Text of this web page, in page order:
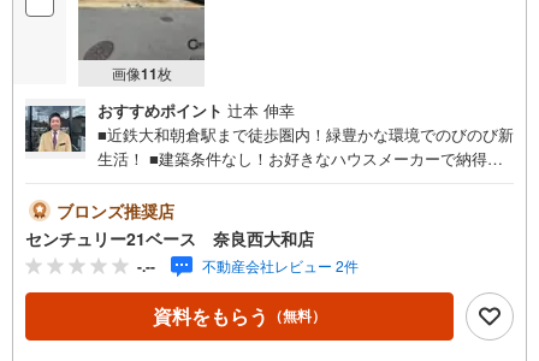
画像11枚
おすすめポイント 辻本 伸幸
■近鉄大和朝倉駅まで徒歩圏内！緑豊かな環境でのびのび新
生活！ ■建築条件なし！お好きなハウスメーカーで納得の
ず営業中！・お仕事終わりのお時間でもご見学可！・今か
ら見たい！というお声にもご対応できます！◇住宅ローン
もお任せください！◇・提携銀行多数あり（地方銀行・都
市銀行・信用金庫etc）・優遇後適用金利 0.875％～（審査
内容により異なります）--- ◇◇ Yahoo！不動産キャンペー
ン対象店舗 ◇◇ ----当店で物件を成約いただくとPayPayボ
ブロンズ推奨店
センチュリー21ベース 奈良西大和店
-.-- 不動産会社レビュー 2件
資料をもらう （無料）